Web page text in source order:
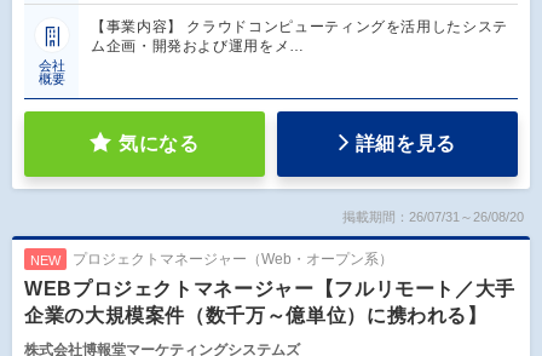
会社
概要
【事業内容】 クラウドコンピューティングを活用したシステ
ム企画・開発および運用をメ…
気になる 詳細を見る
掲載期間：26/07/31～26/08/20
NEW プロジェクトマネージャー（Web・オープン系）
WEBプロジェクトマネージャー【フルリモート／大手
企業の大規模案件（数千万～億単位）に携われる】
株式会社博報堂マーケティングシステムズ